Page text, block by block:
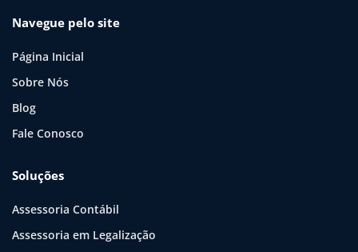
Navegue pelo site
Página Inicial
Sobre Nós
Blog
Fale Conosco
Soluções
Assessoria Contábil
Assessoria em Legalização